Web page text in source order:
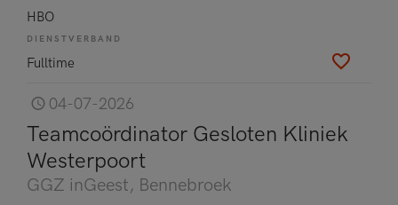
HBO
DIENSTVERBAND
Fulltime
04-07-2026
Teamcoördinator Gesloten Kliniek
Westerpoort
GGZ inGeest, Bennebroek